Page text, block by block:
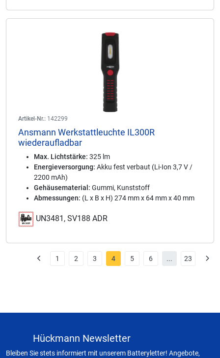
Artikel-Nr.: 142299
Ansmann Werkstattleuchte IL300R
wiederaufladbar
Max. Lichtstärke: 325 lm
Energieversorgung: Akku fest verbaut (Li-Ion 3,7 V /
2200 mAh)
Gehäusematerial: Gummi, Kunststoff
Abmessungen: (L x B x H) 274 mm x 64 mm x 40 mm
UN3481, SV188 ADR
1 2 3 4 5 6 ... 23
Hückmann Newsletter
Bleiben Sie stets informiert mit unserem Batteryletter! Angebote,